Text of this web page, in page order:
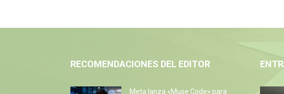
RECOMENDACIONES DEL EDITOR
Meta lanza «Muse Code» para